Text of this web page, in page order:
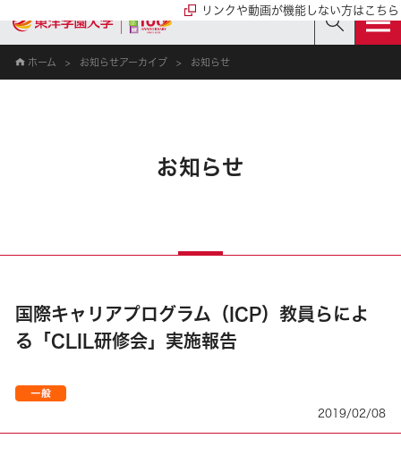
ホーム お知らせアーカイブ お知らせ
お知らせ
国際キャリアプログラム（ICP）教員らによ
る「CLIL研修会」実施報告
2019/02/08
リンクや動画が機能しない方はこちら